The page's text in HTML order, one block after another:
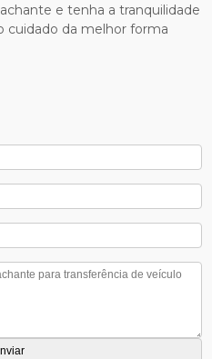
e tenha a tranquilidade
cuidado da melhor forma